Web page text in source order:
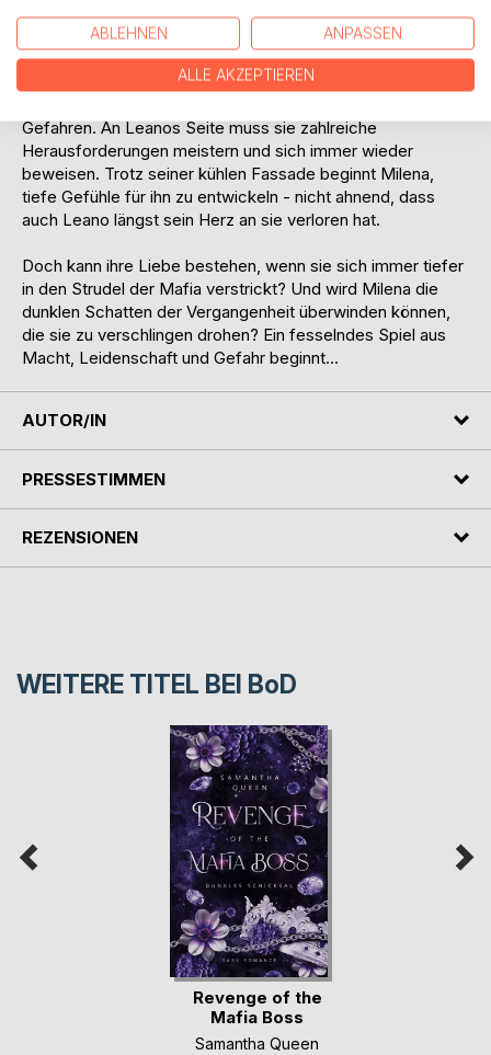
kleine Adelia bei ihm einziehen.
Was Milena nicht ahnt, ist, dass sie damit das Angebot
eines der mächtigsten Männer Italiens annimmt. Plötzlich
Gefahren. An Leanos Seite muss sie zahlreiche
Herausforderungen meistern und sich immer wieder
beweisen. Trotz seiner kühlen Fassade beginnt Milena,
tiefe Gefühle für ihn zu entwickeln - nicht ahnend, dass
auch Leano längst sein Herz an sie verloren hat.
Doch kann ihre Liebe bestehen, wenn sie sich immer tiefer
in den Strudel der Mafia verstrickt? Und wird Milena die
dunklen Schatten der Vergangenheit überwinden können,
die sie zu verschlingen drohen? Ein fesselndes Spiel aus
Macht, Leidenschaft und Gefahr beginnt...
AUTOR/IN
PRESSESTIMMEN
REZENSIONEN
WEITERE TITEL BEI BoD
Revenge of the
Mafia Boss
Samantha Queen
ABLEHNEN ANPASSEN
ALLE AKZEPTIEREN